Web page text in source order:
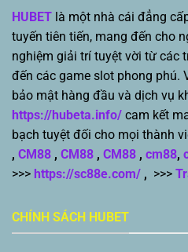
HUBET là một nhà cái đẳng
tuyến tiên tiến, mang đến cho
nghiệm giải trí tuyệt vời từ các
đến các game slot phong phú.
bảo mật hàng đầu và dịch vụ
https://hubeta.info/ cam kết
bạch tuyệt đối cho mọi thành
, CM88 , CM88 , CM88 , cm88,
>>> https://sc88e.com/ , >>>
CHÍNH SÁCH HUBET